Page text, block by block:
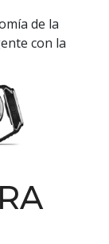
de la
con la